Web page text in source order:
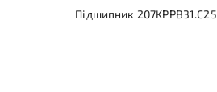
Підшипник 207KPPB31.C25